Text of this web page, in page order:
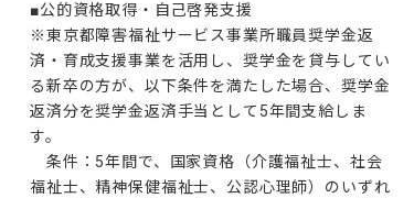
■公的資格取得‧自己啓発支援
※東京都障害福祉サービス事業所職員奨学金返
済・育成支援事業を活用し、奨学金を貸与してい
る新卒の方が、以下条件を満たした場合、奨学金
返済分を奨学金返済手当として5年間支給しま
す。
条件：5年間で、国家資格（介護福祉士、社会
福祉士、精神保健福祉士、公認心理師）のいずれ